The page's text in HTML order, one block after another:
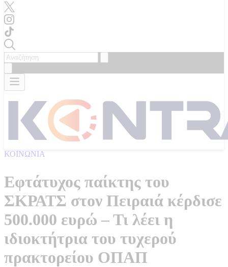
ΚΟΙΝΩΝΙΑ
Εφτάτυχος παίκτης του
ΣΚΡΑΤΣ στον Πειραιά κέρδισε
500.000 ευρώ – Τι λέει η
ιδιοκτήτρια του τυχερού
πρακτορείου ΟΠΑΠ